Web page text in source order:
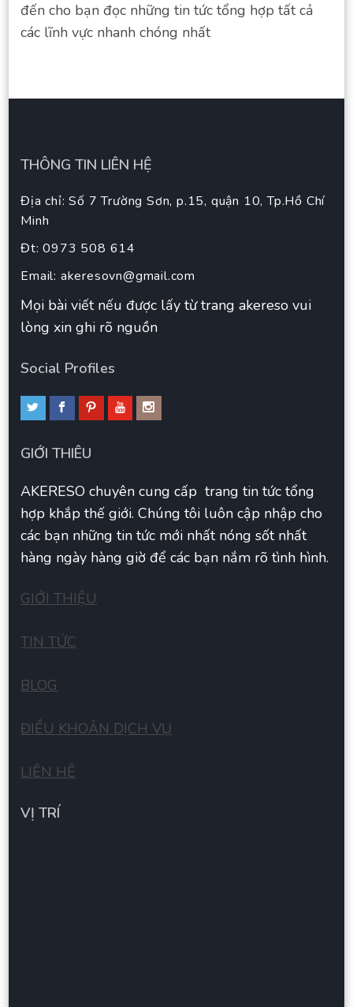
đến cho bạn đọc những tin tức tổng hợp tất cả
các lĩnh vực nhanh chóng nhất
THÔNG TIN LIÊN HỆ
Địa chỉ: Số 7 Trường Sơn, p.15, quận 10, Tp.Hồ Chí
Minh
Đt: 0973 508 614
Email: akeresovn@gmail.com
Mọi bài viết nếu được lấy từ trang akereso vui
lòng xin ghi rõ nguồn
Social Profiles
GIỚI THIÊU
AKERESO chuyên cung cấp trang tin tức tổng
hợp khắp thế giới. Chúng tôi luôn cập nhập cho
các bạn những tin tức mới nhất nóng sốt nhất
hàng ngày hàng giờ để các bạn nắm rõ tình hình.
GIỚI THIỆU
TIN TỨC
BLOG
ĐIỀU KHOẢN DỊCH VỤ
LIÊN HÊ
VỊ TRÍ